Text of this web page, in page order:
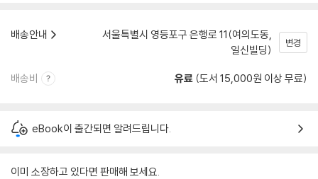
배송안내
서울특별시 영등포구 은행로 11(여의도동,
일신빌딩)
변경
배송비 유료 (도서 15,000원 이상 무료)
eBook이 출간되면 알려드립니다.
이미 소장하고 있다면 판매해 보세요.